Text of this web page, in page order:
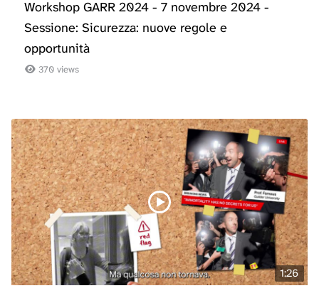
Workshop GARR 2024 - 7 novembre 2024 -
Sessione: Sicurezza: nuove regole e
opportunità
370 views
1:26